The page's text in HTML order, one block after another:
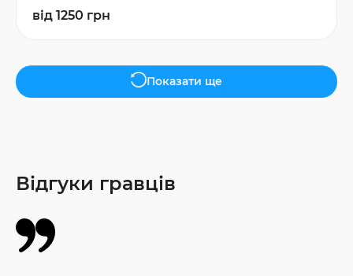
від 1250 грн
Показати ще
Відгуки гравців